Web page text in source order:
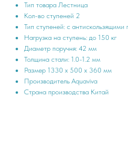
Тип товара Лестница
Кол-во ступеней 2
Тип ступеней: с
Нагрузка на ступень: до 150 кг
Диаметр поручня: 42 мм
Толщина стали: 1.0-1.2 мм
Размер 1330 х 500 х 360 мм
Производитель Aquaviva
Страна производства Китай